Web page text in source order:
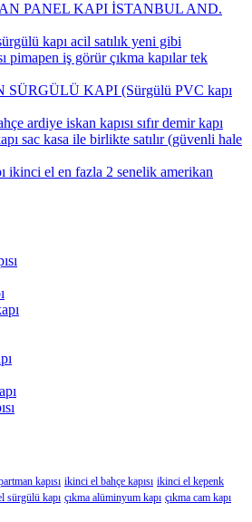
PANEL KAPI İSTANBUL AND.
kapı acil satılık yeni gibi
pimapen iş görür çıkma kapılar tek
KAPI (Sürgülü PVC kapı
ardiye iskan kapısı sıfır demir kapı
sac kasa ile birlikte satılır (güvenli hale
ikinci el en fazla 2 senelik amerikan
kapısı ikinci el bahçe kapısı ikinci el kepenk
sürgülü kapı çıkma alüminyum kapı çıkma cam kapı